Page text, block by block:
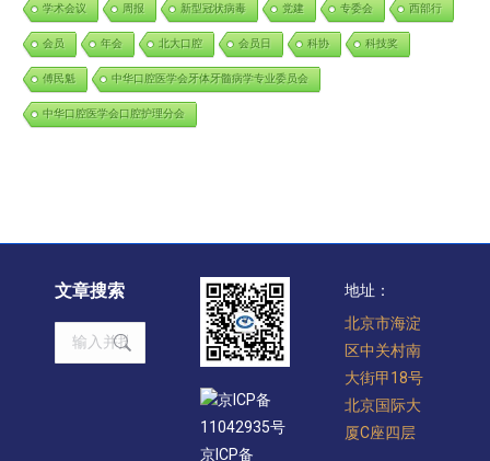
学术会议 周报 新型冠状病毒 党建 专委会 西部行
会员 年会 北大口腔 会员日 科协 科技奖
傅民魁 中华口腔医学会牙体牙髓病学专业委员会
中华口腔医学会口腔护理分会
文章搜索
Search:
京ICP备
11042935号
京ICP备
地址：
北京市海淀
区中关村南
大街甲18号
北京国际大
厦C座四层